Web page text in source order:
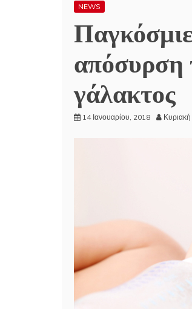
NEWS
απόσυρση
γάλακτος
14 Ιανουαρίου, 2018